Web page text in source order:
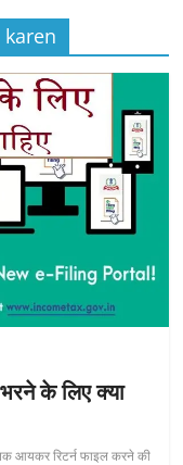
भरने के लिए क्या
आयकर रिटर्न फाइल करने की